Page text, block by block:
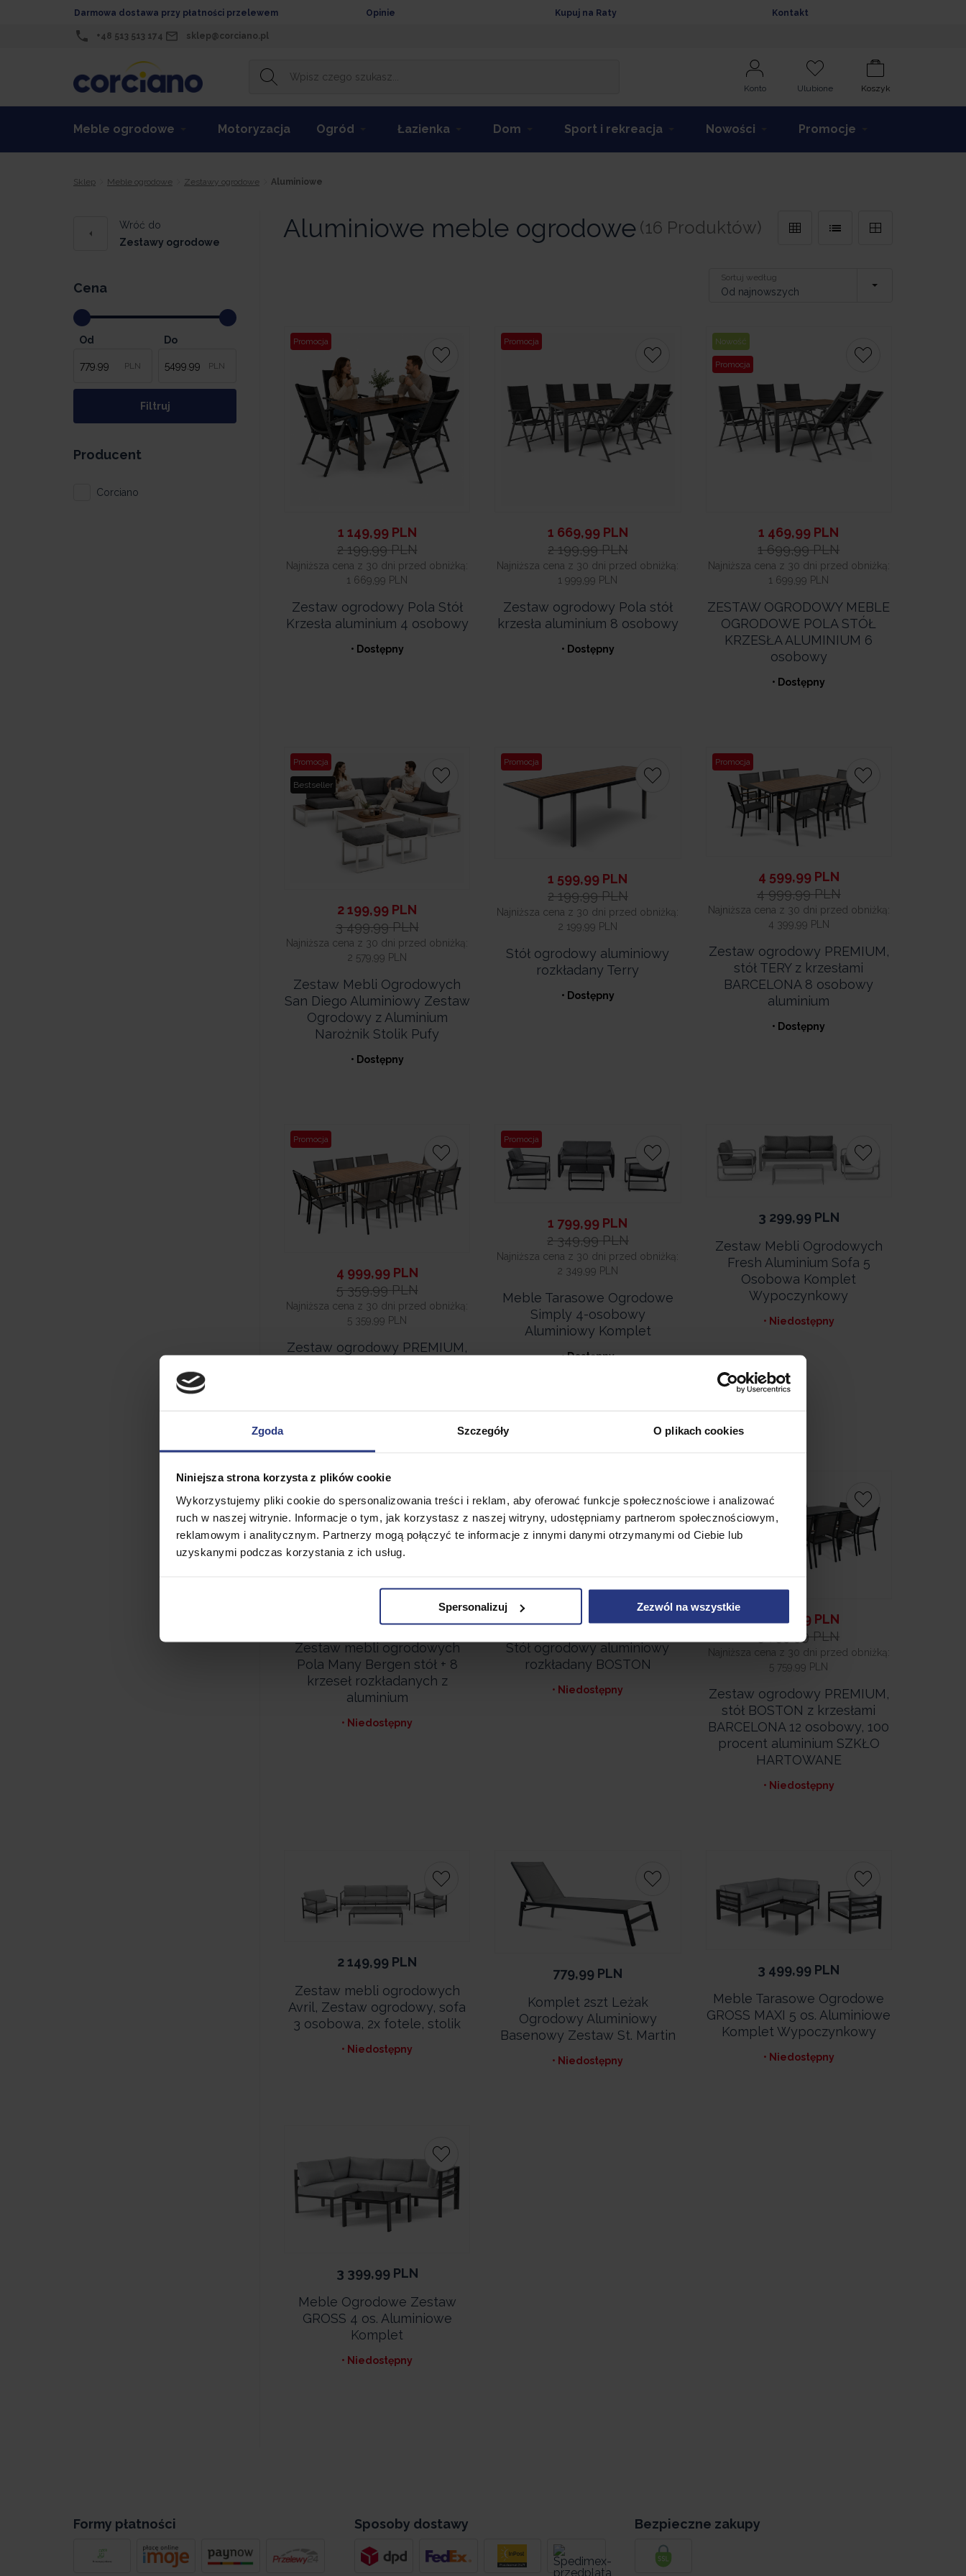
Zgoda Szczegóły O plikach cookies
Niniejsza strona korzysta z plików cookie
Wykorzystujemy pliki cookie do spersonalizowania treści i reklam, aby oferować funkcje społecznościowe i analizować
ruch w naszej witrynie. Informacje o tym, jak korzystasz z naszej witryny, udostępniamy partnerom społecznościowym,
reklamowym i analitycznym. Partnerzy mogą połączyć te informacje z innymi danymi otrzymanymi od Ciebie lub
uzyskanymi podczas korzystania z ich usług.
Spersonalizuj Zezwól na wszystkie
Darmowa dostawa przy płatności przelewem Opinie Kupuj na Raty Kontakt
+48 513 513 174 sklep@corciano.pl
Konto Ulubione Koszyk
Meble ogrodowe Motoryzacja Ogród Łazienka Dom Sport i rekreacja Nowości Promocje
Sklep Meble ogrodowe Zestawy ogrodowe Aluminiowe
Wróć do
Zestawy ogrodowe
Cena
Od
PLN
Do
PLN
Producent
Corciano
Aluminiowe meble ogrodowe (16 Produktów)
Sortuj według
Od najnowszych
Promocja
1 149,99 PLN
2 199,99 PLN
Najniższa cena z 30 dni przed obniżką:
1 669,99 PLN
Zestaw ogrodowy Pola Stół
Krzesła aluminium 4 osobowy
• Dostępny
Promocja
1 669,99 PLN
2 199,99 PLN
Najniższa cena z 30 dni przed obniżką:
1 999,99 PLN
Zestaw ogrodowy Pola stół
krzesła aluminium 8 osobowy
• Dostępny
Nowość
Promocja
1 469,99 PLN
1 699,99 PLN
Najniższa cena z 30 dni przed obniżką:
1 699,99 PLN
ZESTAW OGRODOWY MEBLE
OGRODOWE POLA STÓŁ
KRZESŁA ALUMINIUM 6
osobowy
• Dostępny
Promocja
Bestseller
2 199,99 PLN
3 499,99 PLN
Najniższa cena z 30 dni przed obniżką:
2 579,99 PLN
Zestaw Mebli Ogrodowych
San Diego Aluminiowy Zestaw
Ogrodowy z Aluminium
Narożnik Stolik Pufy
• Dostępny
Promocja
1 599,99 PLN
2 199,99 PLN
Najniższa cena z 30 dni przed obniżką:
2 199,99 PLN
Stół ogrodowy aluminiowy
rozkładany Terry
• Dostępny
Promocja
4 599,99 PLN
4 999,99 PLN
Najniższa cena z 30 dni przed obniżką:
4 399,99 PLN
Zestaw ogrodowy PREMIUM,
stół TERY z krzesłami
BARCELONA 8 osobowy
aluminium
• Dostępny
Promocja
4 999,99 PLN
5 359,99 PLN
Najniższa cena z 30 dni przed obniżką:
5 359,99 PLN
Zestaw ogrodowy PREMIUM,
Promocja
1 799,99 PLN
2 349,99 PLN
Najniższa cena z 30 dni przed obniżką:
2 349,99 PLN
Meble Tarasowe Ogrodowe
Simply 4-osobowy
Aluminiowy Komplet
• Dostępny
3 299,99 PLN
Zestaw Mebli Ogrodowych
Fresh Aluminium Sofa 5
Osobowa Komplet
Wypoczynkowy
• Niedostępny
2 199,99
Zestaw mebli ogrodowych
Pola Many Bergen stół + 8
krzeseł rozkładanych z
aluminium
• Niedostępny
2 399,99
Stół ogrodowy aluminiowy
rozkładany BOSTON
• Niedostępny
5 499,99 PLN
5 759,99 PLN
Najniższa cena z 30 dni przed obniżką:
5 759,99 PLN
Zestaw ogrodowy PREMIUM,
stół BOSTON z krzesłami
BARCELONA 12 osobowy, 100
procent aluminium SZKŁO
HARTOWANE
• Niedostępny
2 149,99 PLN
Zestaw mebli ogrodowych
Avril, Zestaw ogrodowy, sofa
3 osobowa, 2x fotele, stolik
• Niedostępny
779,99 PLN
Komplet 2szt Leżak
Ogrodowy Aluminiowy
Basenowy Zestaw St. Martin
• Niedostępny
3 499,99 PLN
Meble Tarasowe Ogrodowe
GROSS MAXI 5 os. Aluminiowe
Komplet Wypoczynkowy
• Niedostępny
3 399,99 PLN
Meble Ogrodowe Zestaw
GROSS 4 os. Aluminiowe
Komplet
• Niedostępny
Formy płatności Sposoby dostawy Bezpieczne zakupy